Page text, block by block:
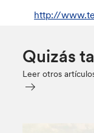
http://
Quizás
Leer otros